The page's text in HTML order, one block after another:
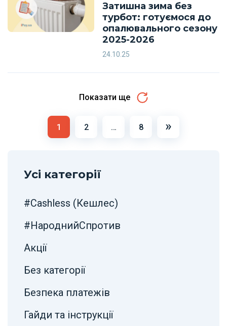
Затишна зима без
турбот: готуємося до
опалювального сезону
2025-2026
24.10.25
Показати ще
Навігація
1 2 … 8 »
Усі категорії
#Cashless (Кешлес)
#НароднийСпротив
Акції
Без категорії
Безпека платежів
Гайди та інструкції